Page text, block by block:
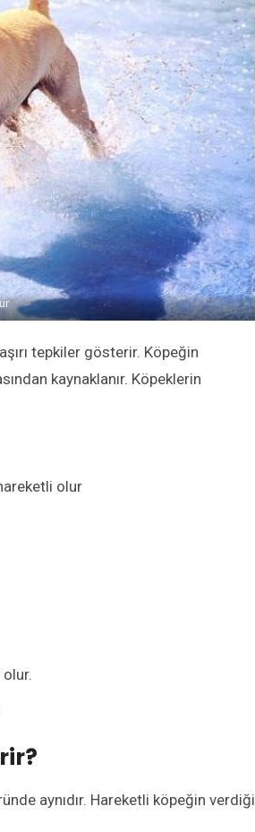
tepkiler gösterir. Köpeğin
kaynaklanır. Köpeklerin
olur
aynıdır. Hareketli köpeğin verdiği